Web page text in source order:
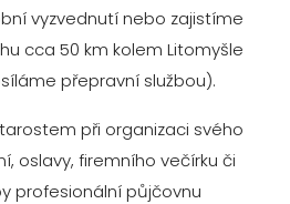
vyzvednutí nebo zajistíme
cca 50 km kolem Litomyšle
přepravní službou).
při organizaci svého
oslavy, firemního večírku či
profesionální půjčovnu